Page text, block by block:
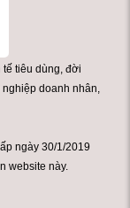
tế tiêu dùng, đời
doanh nhân,
ngày 30/1/2019
website này.